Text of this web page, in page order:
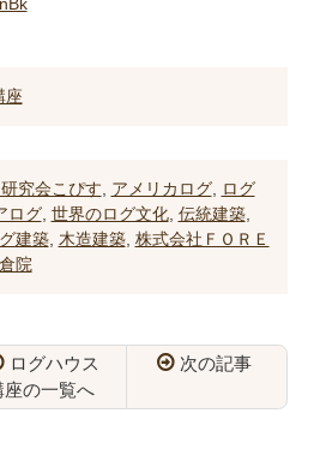
座
究会こぴす, アメリカログ, ログ
ログ, 世界のログ文化, 伝統建築,
建築, 木造建築, 株式会社ＦＯＲＥ
院
ログハウス
座の一覧へ
次の記事